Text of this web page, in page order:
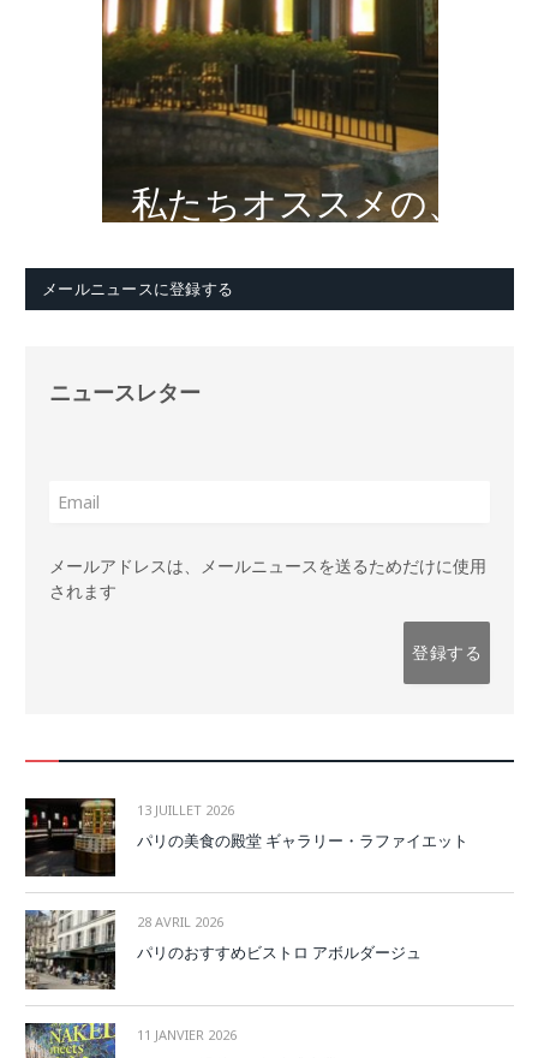
私たちオススメの、
メールニュースに登録する
ニュースレター
メールアドレスは、メールニュースを送るためだけに使用
されます
13 JUILLET 2026
パリの美食の殿堂 ギャラリー・ラファイエット
28 AVRIL 2026
パリのおすすめビストロ アボルダージュ
11 JANVIER 2026